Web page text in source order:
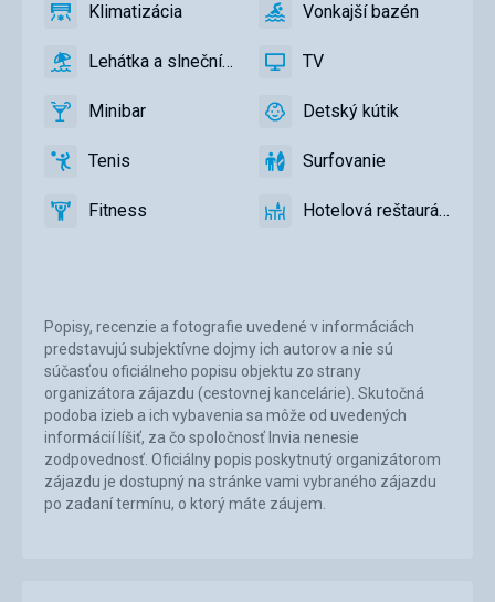
Popisy, recenzie a fotografie uvedené v informáciách
predstavujú subjektívne dojmy ich autorov a nie sú
súčasťou oficiálneho popisu objektu zo strany
organizátora zájazdu (cestovnej kancelárie). Skutočná
podoba izieb a ich vybavenia sa môže od uvedených
informácií líšiť, za čo spoločnosť Invia nenesie
zodpovednosť. Oficiálny popis poskytnutý organizátorom
zájazdu je dostupný na stránke vami vybraného zájazdu
po zadaní termínu, o ktorý máte záujem.
Klimatizácia
Klimatizácia
áno
VonkajšíVonkajší bazén
áno
Lehátka
slnečníky
bazéne
Lehátka a slnečníky pri bazéne zadarmo
áno TV TV
áno
Minibar,Minibar
áno
Detský
Detský
Detský kútik
áno
TenisTenis
áno Surfovanie
Surfovanie
áno
FitnessFitness
áno
Hotelová
Hotelová reštaurácia
áno